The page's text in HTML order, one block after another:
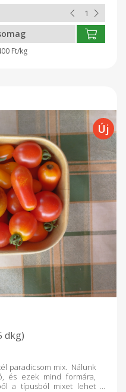
de erre komolyabb téttel
szabadföldön ez
a Batory F1 hibrid fajta,
Ft/kg
dkg)
paradicsom mix. Nálunk
és ezek mind formára,
a típusból mixet lehet